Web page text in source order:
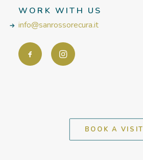
WORK WITH US
info@sanrossorecura.it
BOOK A VISIT